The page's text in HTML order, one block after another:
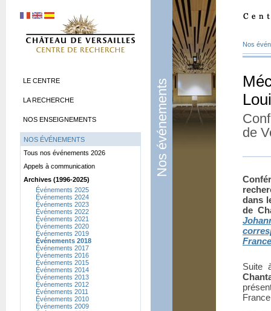
Nos événements
Nos
de
dans
de
Suite
LE CENTRE
LA RECHERCHE
NOS ENSEIGNEMENTS
NOS ÉVÉNEMENTS
Tous nos événements 2026
Appels à communication
Archives (1996-2025)
Événements 2025
Événements 2024
Événements 2023
Événements 2022
Événements 2021
Événements 2020
Événements 2019
Événements 2018
Événements 2017
Événements 2016
Événements 2015
Événements 2014
Événements 2013
Événements 2012
Événements 2011
Événements 2010
Événements 2009